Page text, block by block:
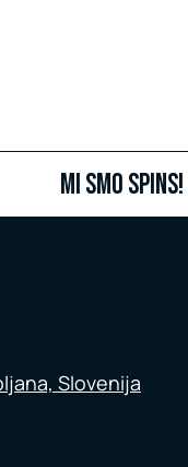
MI SMO SPINS!
Slovenija